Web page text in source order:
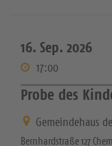
16. Sep. 2026
17:00
Probe des
Gemeindehaus
Bernhardstraße 127